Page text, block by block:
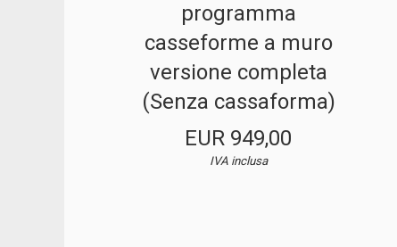
programma
casseforme a muro
versione completa
(Senza cassaforma)
EUR 949,00
IVA inclusa